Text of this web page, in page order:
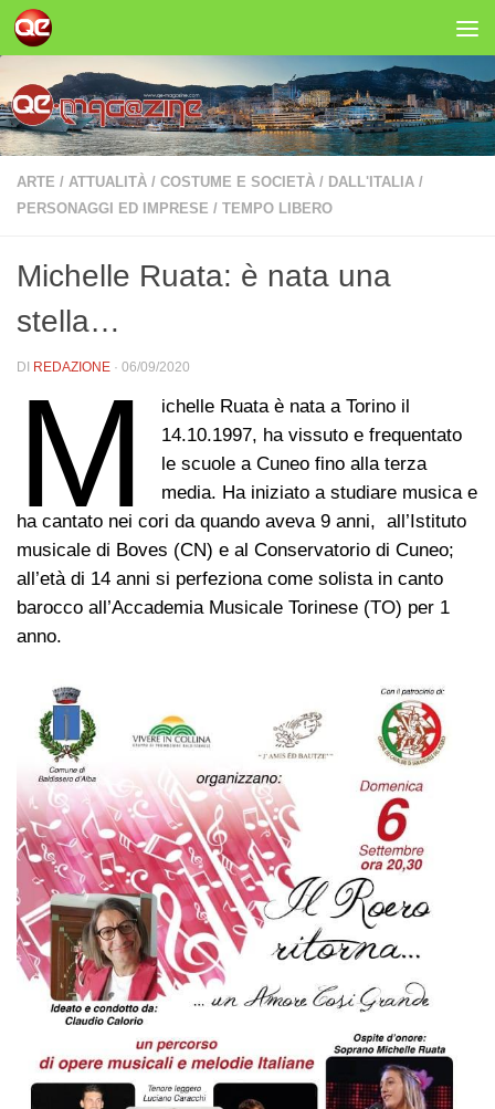
Salta al contenuto
ARTE / ATTUALITÀ / COSTUME E SOCIETÀ / DALL'ITALIA /
PERSONAGGI ED IMPRESE / TEMPO LIBERO
Michelle Ruata: è nata una
stella…
DI REDAZIONE · 06/09/2020
M
ichelle Ruata è nata a Torino il
14.10.1997, ha vissuto e frequentato
le scuole a Cuneo fino alla terza
media. Ha iniziato a studiare musica e
ha cantato nei cori da quando aveva 9 anni, all’Istituto
musicale di Boves (CN) e al Conservatorio di Cuneo;
all’età di 14 anni si perfeziona come solista in canto
barocco all’Accademia Musicale Torinese (TO) per 1
anno.